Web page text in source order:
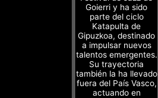
Goierri y ha sido
parte del ciclo
Katapulta de
Gipuzkoa, destinado
a impulsar nuevos
talentos emergentes.
Su trayectoria
también la ha llevado
fuera del País Vasco,
actuando en